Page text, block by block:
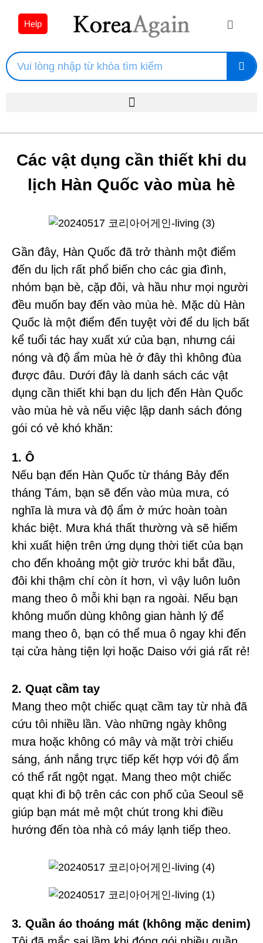
Help
Các vật dụng cần thiết khi du
lịch Hàn Quốc vào mùa hè
Gần đây, Hàn Quốc đã trở thành một điểm
đến du lịch rất phổ biến cho các gia đình,
nhóm bạn bè, cặp đôi, và hầu như mọi người
đều muốn bay đến vào mùa hè. Mặc dù Hàn
Quốc là một điểm đến tuyệt vời để du lịch bất
kể tuổi tác hay xuất xứ của bạn, nhưng cái
nóng và độ ẩm mùa hè ở đây thì không đùa
được đâu. Dưới đây là danh sách các vật
dụng cần thiết khi bạn du lịch đến Hàn Quốc
vào mùa hè và nếu việc lập danh sách đóng
gói có vẻ khó khăn:
1. Ô
Nếu bạn đến Hàn Quốc từ tháng Bảy đến
tháng Tám, bạn sẽ đến vào mùa mưa, có
nghĩa là mưa và độ ẩm ở mức hoàn toàn
khác biệt. Mưa khá thất thường và sẽ hiếm
khi xuất hiện trên ứng dụng thời tiết của bạn
cho đến khoảng một giờ trước khi bắt đầu,
đôi khi thậm chí còn ít hơn, vì vậy luôn luôn
mang theo ô mỗi khi bạn ra ngoài. Nếu bạn
không muốn dùng không gian hành lý để
mang theo ô, bạn có thể mua ô ngay khi đến
tại cửa hàng tiện lợi hoặc Daiso với giá rất rẻ!
2. Quạt cầm tay
Mang theo một chiếc quạt cầm tay từ nhà đã
cứu tôi nhiều lần. Vào những ngày không
mưa hoặc không có mây và mặt trời chiếu
sáng, ánh nắng trực tiếp kết hợp với độ ẩm
có thể rất ngột ngạt. Mang theo một chiếc
quạt khi đi bộ trên các con phố của Seoul sẽ
giúp bạn mát mẻ một chút trong khi điều
hướng đến tòa nhà có máy lạnh tiếp theo.
3. Quần áo thoáng mát (không mặc denim)